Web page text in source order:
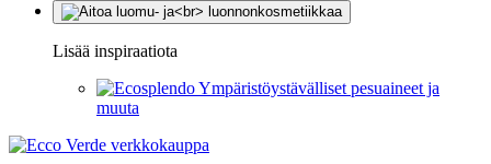
Lisää inspiraatiota
Ympäristöystävälliset pesuaineet ja
muuta